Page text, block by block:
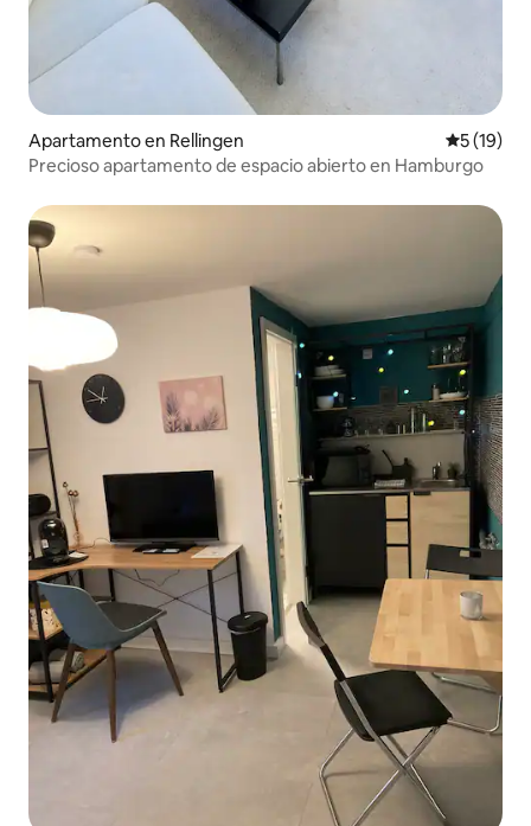
Apartamento en Rellingen
5 (19)
Precioso apartamento de espacio abierto en Hamburgo